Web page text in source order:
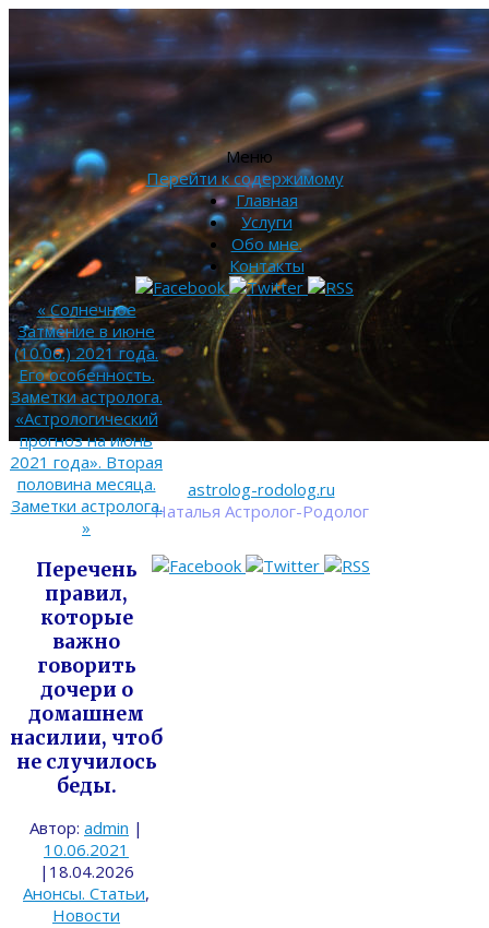
astrolog-rodolog.ru
Наталья Астролог-Родолог
Меню
Перейти к содержимому
Главная
Услуги
Обо мне.
Контакты
«Солнечное
Затмение в июне
(10.06.) 2021 года.
Его особенность.
Заметки астролога.
«Астрологический
прогноз на июнь
2021 года». Вторая
половина месяца.
Заметки астролога.
»
Перечень
правил,
которые
важно
говорить
дочери о
домашнем
насилии, чтоб
не случилось
беды.
Автор: admin |
10.06.2021
| 18.04.2026
Анонсы. Статьи,
Новости